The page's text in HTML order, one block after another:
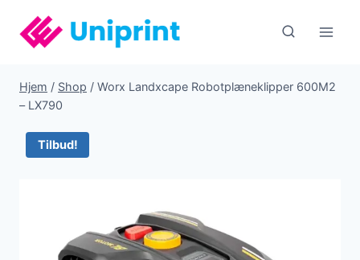
indhold
Hjem / Shop / Worx Landxcape Robotplæneklipper 600M2
– LX790
Tilbud!